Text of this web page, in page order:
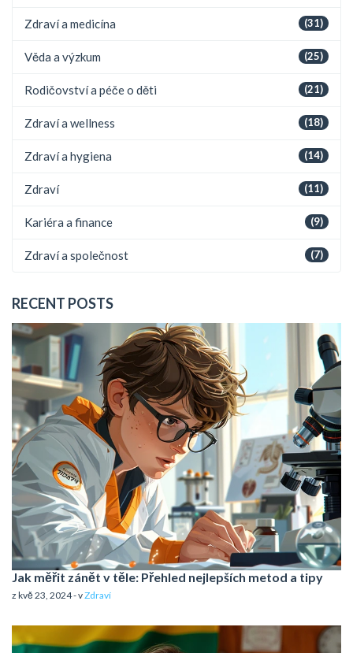
(31)
Zdraví a medicína
(25)
Věda a výzkum
(21)
Rodičovství a péče o děti
(18)
Zdraví a wellness
(14)
Zdraví a hygiena
(11)
Zdraví
(9)
Kariéra a finance
(7)
Zdraví a společnost
RECENT POSTS
Jak měřit zánět v těle: Přehled nejlepších metod a tipy
z kvě 23, 2024 - vZdraví